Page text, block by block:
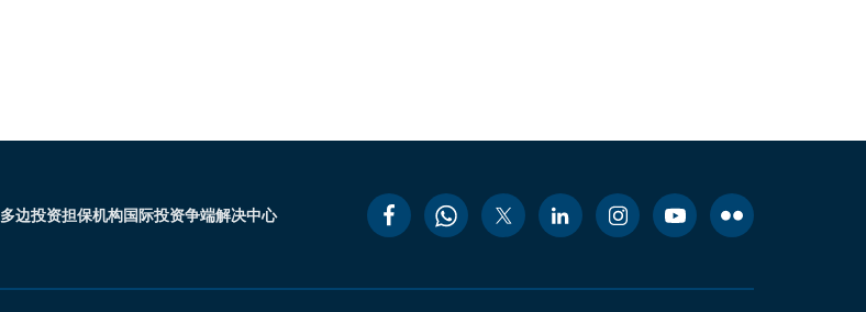
多边投资担保机构国际投资争端解决中心